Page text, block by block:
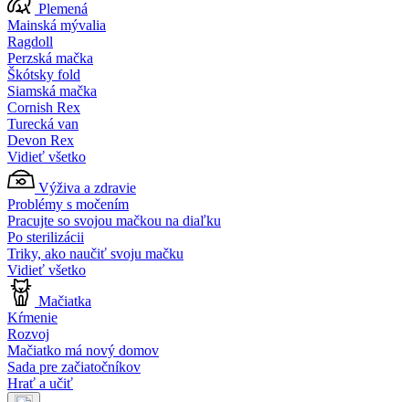
Plemená
Mainská mývalia
Ragdoll
Perzská mačka
Škótsky fold
Siamská mačka
Cornish Rex
Turecká van
Devon Rex
Vidieť všetko
Výživa a zdravie
Problémy s močením
Pracujte so svojou mačkou na diaľku
Po sterilizácii
Triky, ako naučiť svoju mačku
Vidieť všetko
Mačiatka
Kŕmenie
Rozvoj
Mačiatko má nový domov
Sada pre začiatočníkov
Hrať a učiť